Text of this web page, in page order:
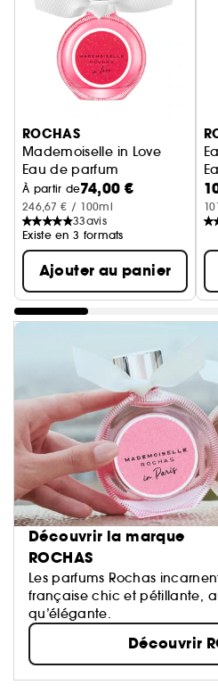
ROCHAS
Mademoiselle in Love
Eau de parfum
À partir de74,00 €
246,67 € / 100ml
33avis
Existe en 3 formats
Ajouter au panier
Découvrir la marque
ROCHAS
Les parfums Rochas
française chic et pétillante,
qu’élégante.
Découvrir